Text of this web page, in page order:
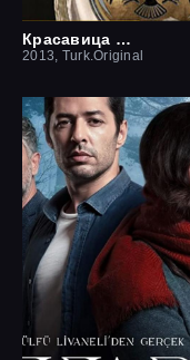
Красавица и чудовище
2013, Turk.Original